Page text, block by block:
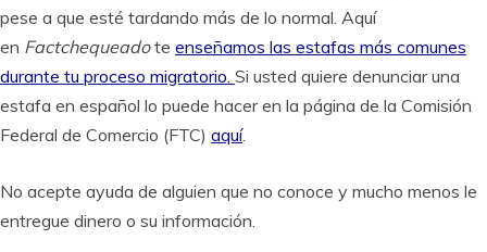
pese a que esté tardando más de lo normal. Aquí
en Factchequeadote enseñamos las estafas más comunes
durante tu proceso migratorio. Si usted quiere denunciar una
estafa en español lo puede hacer en la página de la Comisión
Federal de Comercio (FTC) aquí.
No acepte ayuda de alguien que no conoce y mucho menos le
entregue dinero o su información.